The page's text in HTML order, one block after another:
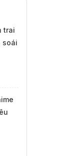
trai
soái